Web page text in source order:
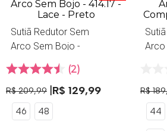
Sutiã Redutor Sem
Arco Sem Bojo -
414.17 - Lace -
Preto
2
R$ 209,99 R$ 129,99
46 48
Arco
R$ 189
44